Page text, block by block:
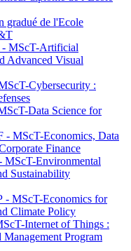
gradué de l'Ecole
MScT-Artificial
Advanced Visual
Cybersecurity :
Data Science for
MScT-Economics, Data
Finance
MScT-Environmental
Sustainability
- MScT-Economics for
Climate Policy
Internet of Things :
Program